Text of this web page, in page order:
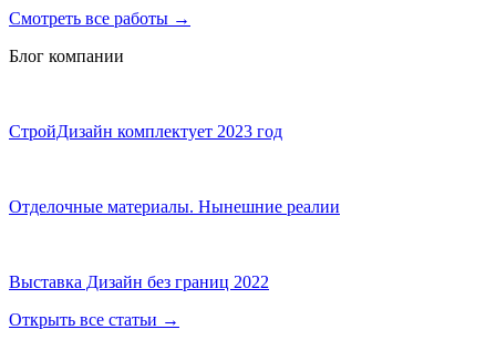
Смотреть все работы →
Блог компании
СтройДизайн комплектует 2023 год
Отделочные материалы. Нынешние реалии
Выставка Дизайн без границ 2022
Открыть все статьи →